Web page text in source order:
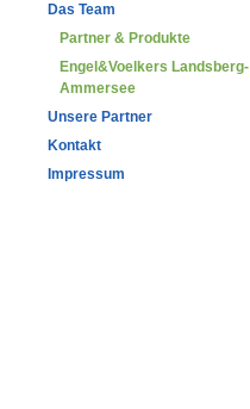
Das Team
Partner & Produkte
Engel&Voelkers Landsberg-
Ammersee
Unsere Partner
Kontakt
Impressum